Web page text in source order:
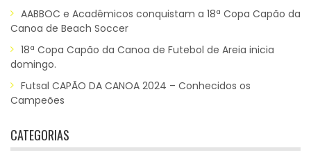
AABBOC e Acadêmicos conquistam a 18ª Copa Capão da
Canoa de Beach Soccer
18ª Copa Capão da Canoa de Futebol de Areia inicia
domingo.
Futsal CAPÃO DA CANOA 2024 – Conhecidos os
Campeões
CATEGORIAS